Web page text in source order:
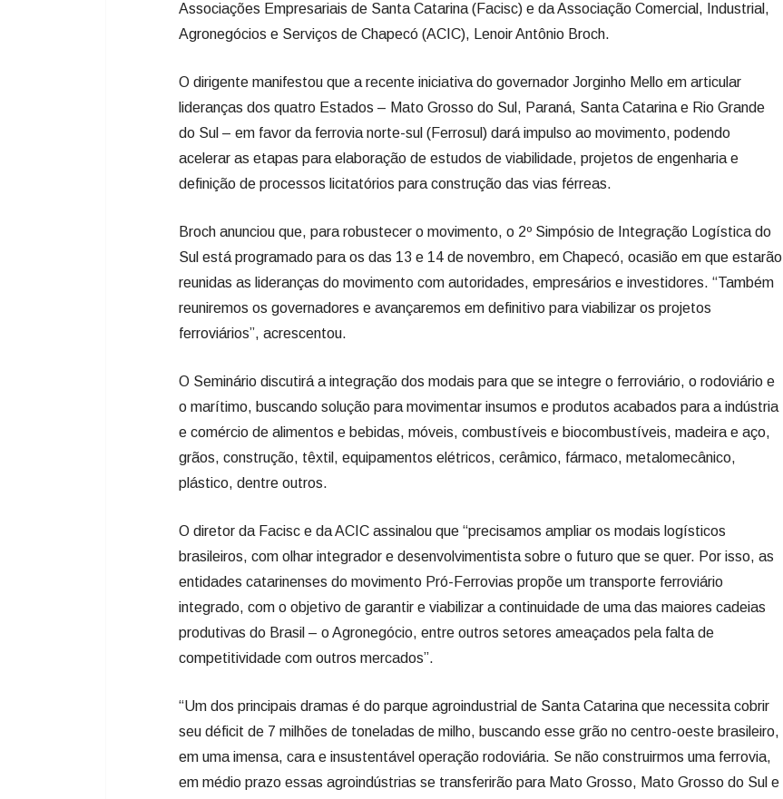
Associações Empresariais de Santa Catarina (Facisc) e da Associação Comercial, Industrial,
Agronegócios e Serviços de Chapecó (ACIC), Lenoir Antônio Broch.
O dirigente manifestou que a recente iniciativa do governador Jorginho Mello em articular
lideranças dos quatro Estados – Mato Grosso do Sul, Paraná, Santa Catarina e Rio Grande
do Sul – em favor da ferrovia norte-sul (Ferrosul) dará impulso ao movimento, podendo
acelerar as etapas para elaboração de estudos de viabilidade, projetos de engenharia e
definição de processos licitatórios para construção das vias férreas.
Broch anunciou que, para robustecer o movimento, o 2º Simpósio de Integração Logística do
Sul está programado para os das 13 e 14 de novembro, em Chapecó, ocasião em que estarão
reunidas as lideranças do movimento com autoridades, empresários e investidores. “Também
reuniremos os governadores e avançaremos em definitivo para viabilizar os projetos
ferroviários”, acrescentou.
O Seminário discutirá a integração dos modais para que se integre o ferroviário, o rodoviário e
o marítimo, buscando solução para movimentar insumos e produtos acabados para a indústria
e comércio de alimentos e bebidas, móveis, combustíveis e biocombustíveis, madeira e aço,
grãos, construção, têxtil, equipamentos elétricos, cerâmico, fármaco, metalomecânico,
plástico, dentre outros.
O diretor da Facisc e da ACIC assinalou que “precisamos ampliar os modais logísticos
brasileiros, com olhar integrador e desenvolvimentista sobre o futuro que se quer. Por isso, as
entidades catarinenses do movimento Pró-Ferrovias propõe um transporte ferroviário
integrado, com o objetivo de garantir e viabilizar a continuidade de uma das maiores cadeias
produtivas do Brasil – o Agronegócio, entre outros setores ameaçados pela falta de
competitividade com outros mercados”.
“Um dos principais dramas é do parque agroindustrial de Santa Catarina que necessita cobrir
seu déficit de 7 milhões de toneladas de milho, buscando esse grão no centro-oeste brasileiro,
em uma imensa, cara e insustentável operação rodoviária. Se não construirmos uma ferrovia,
em médio prazo essas agroindústrias se transferirão para Mato Grosso, Mato Grosso do Sul e